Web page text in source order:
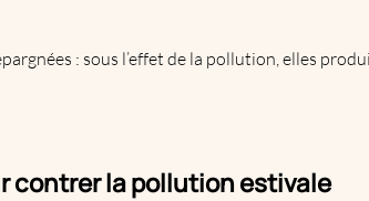
: sous l’effet de la pollution, elles
contrer la pollution estivale